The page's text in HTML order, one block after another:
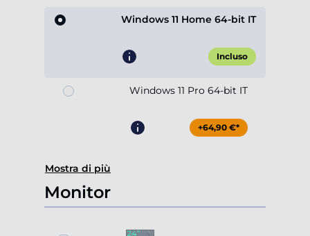
Windows 11 Home 64-bit IT
Incluso
Windows 11 Pro 64-bit IT
+64,90 €*
Mostra di più
Monitor